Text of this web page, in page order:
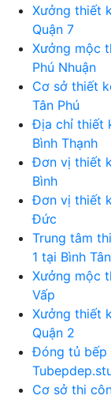
Xưởng thiết
Quận 7
Xưởng mộc
Phú Nhuận
Cơ sở thiết
Tân Phú
Địa chỉ thiết
Bình Thạnh
Đơn vị thiết
Bình
Đơn vị thiết
Đức
Trung tâm
1 tại Bình Tân
Xưởng mộc
Vấp
Xưởng thiết
Quận 2
Đóng tủ bếp
Cơ sở thi